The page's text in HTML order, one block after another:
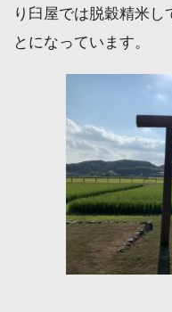
り臼屋では脱穀精米し
とになっています。